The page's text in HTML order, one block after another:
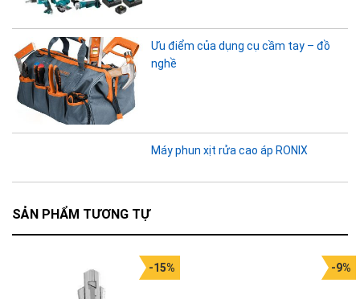
Ưu điểm của dụng cụ cầm tay – đồ
nghề
Máy phun xịt rửa cao áp RONIX
SẢN PHẨM TƯƠNG TỰ
-15% -9%